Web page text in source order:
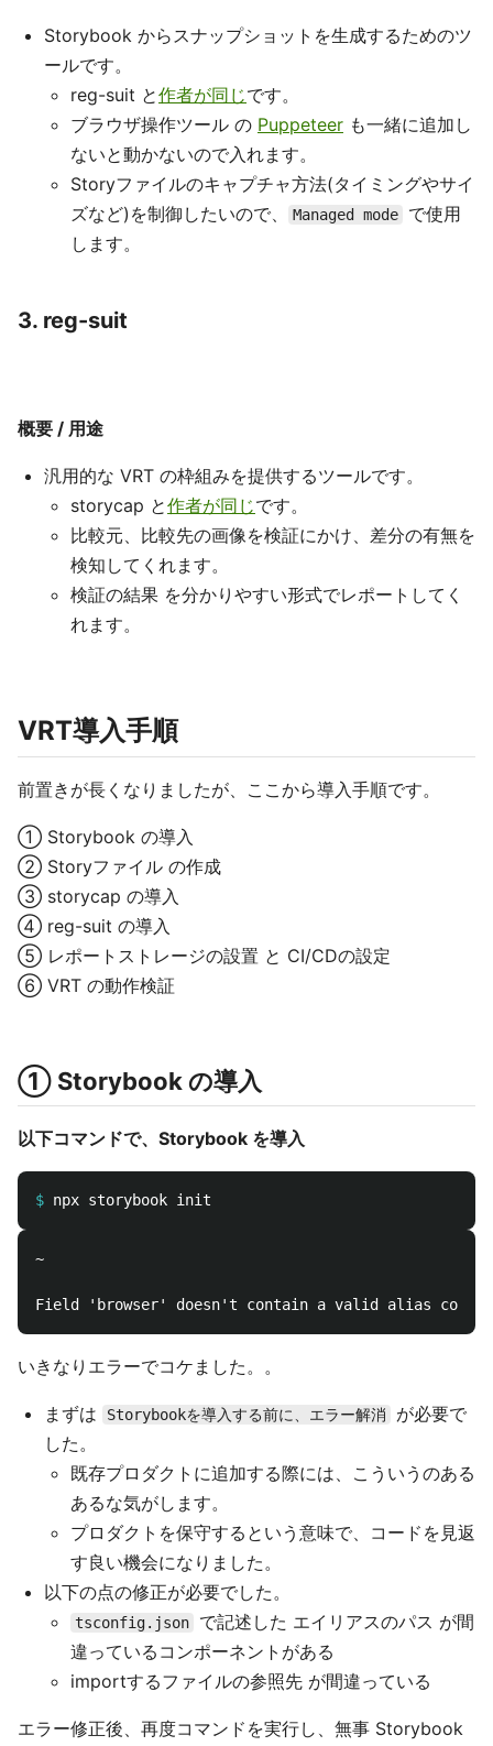
Storybook からスナップショットを生成するためのツ
ールです。
reg-suit と作者が同じです。
ブラウザ操作ツール の Puppeteer も一緒に追加し
ないと動かないので入れます。
Storyファイルのキャプチャ方法(タイミングやサイ
ズなど)を制御したいので、
Managed mode
で使用
します。
3. reg-suit
概要 / 用途
汎用的な VRT の枠組みを提供するツールです。
storycap と作者が同じです。
比較元、比較先の画像を検証にかけ、差分の有無を
検知してくれます。
検証の結果 を分かりやすい形式でレポートしてく
れます。
VRT導入手順
前置きが長くなりましたが、ここから導入手順です。
① Storybook の導入
② Storyファイル の作成
③ storycap の導入
④ reg-suit の導入
⑤ レポートストレージの設置 と CI/CDの設定
⑥ VRT の動作検証
① Storybook の導入
以下コマンドで、Storybook を導入
$
~
いきなりエラーでコケました。。
まずは Storybookを導入する前に、エラー解消
が必要で
した。
既存プロダクトに追加する際には、こういうのある
あるな気がします。
プロダクトを保守するという意味で、コードを見返
す良い機会になりました。
以下の点の修正が必要でした。
tsconfig.json
で記述した エイリアスのパス が間
違っているコンポーネントがある
importするファイルの参照先 が間違っている
エラー修正後、再度コマンドを実行し、無事 Storybook